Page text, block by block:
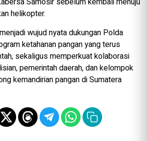
helikopter.
wujud nyata dukungan Polda
ketahanan pangan yang terus
sekaligus memperkuat kolaborasi
pemerintah daerah, dan kelompok
kemandirian pangan di Sumatera